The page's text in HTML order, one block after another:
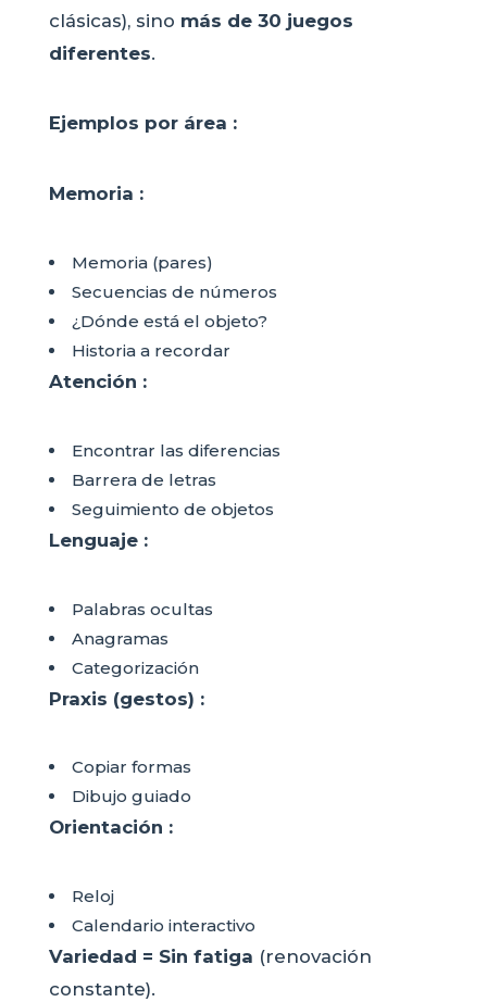
clásicas), sino más de 30 juegos
diferentes.
Ejemplos por área :
Memoria :
Memoria (pares)
Secuencias de números
¿Dónde está el objeto?
Historia a recordar
Atención :
Encontrar las diferencias
Barrera de letras
Seguimiento de objetos
Lenguaje :
Palabras ocultas
Anagramas
Categorización
Praxis (gestos) :
Copiar formas
Dibujo guiado
Orientación :
Reloj
Calendario interactivo
Variedad = Sin fatiga (renovación
constante).